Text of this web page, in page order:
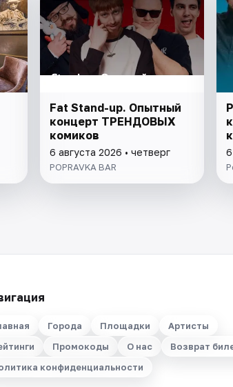
Fat Stand-up. Опытный
концерт ТРЕНДОВЫХ
комиков
6 августа 2026 • четверг
POPRAVKA BAR
Города Площадки
Артисты
Промокоды О нас
Возврат
конфиденциальности